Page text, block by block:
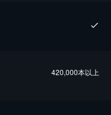
420,000本以上